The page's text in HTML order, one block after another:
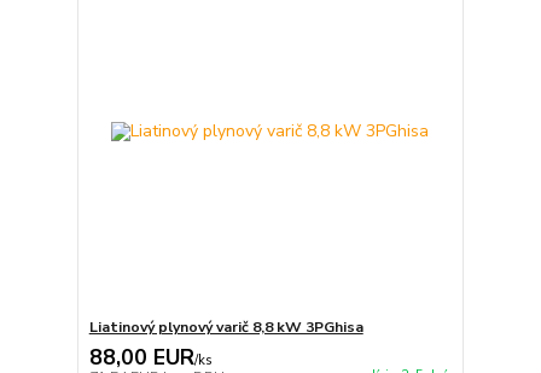
Liatinový plynový varič 8,8 kW 3PGhisa
88,00 EUR/ks